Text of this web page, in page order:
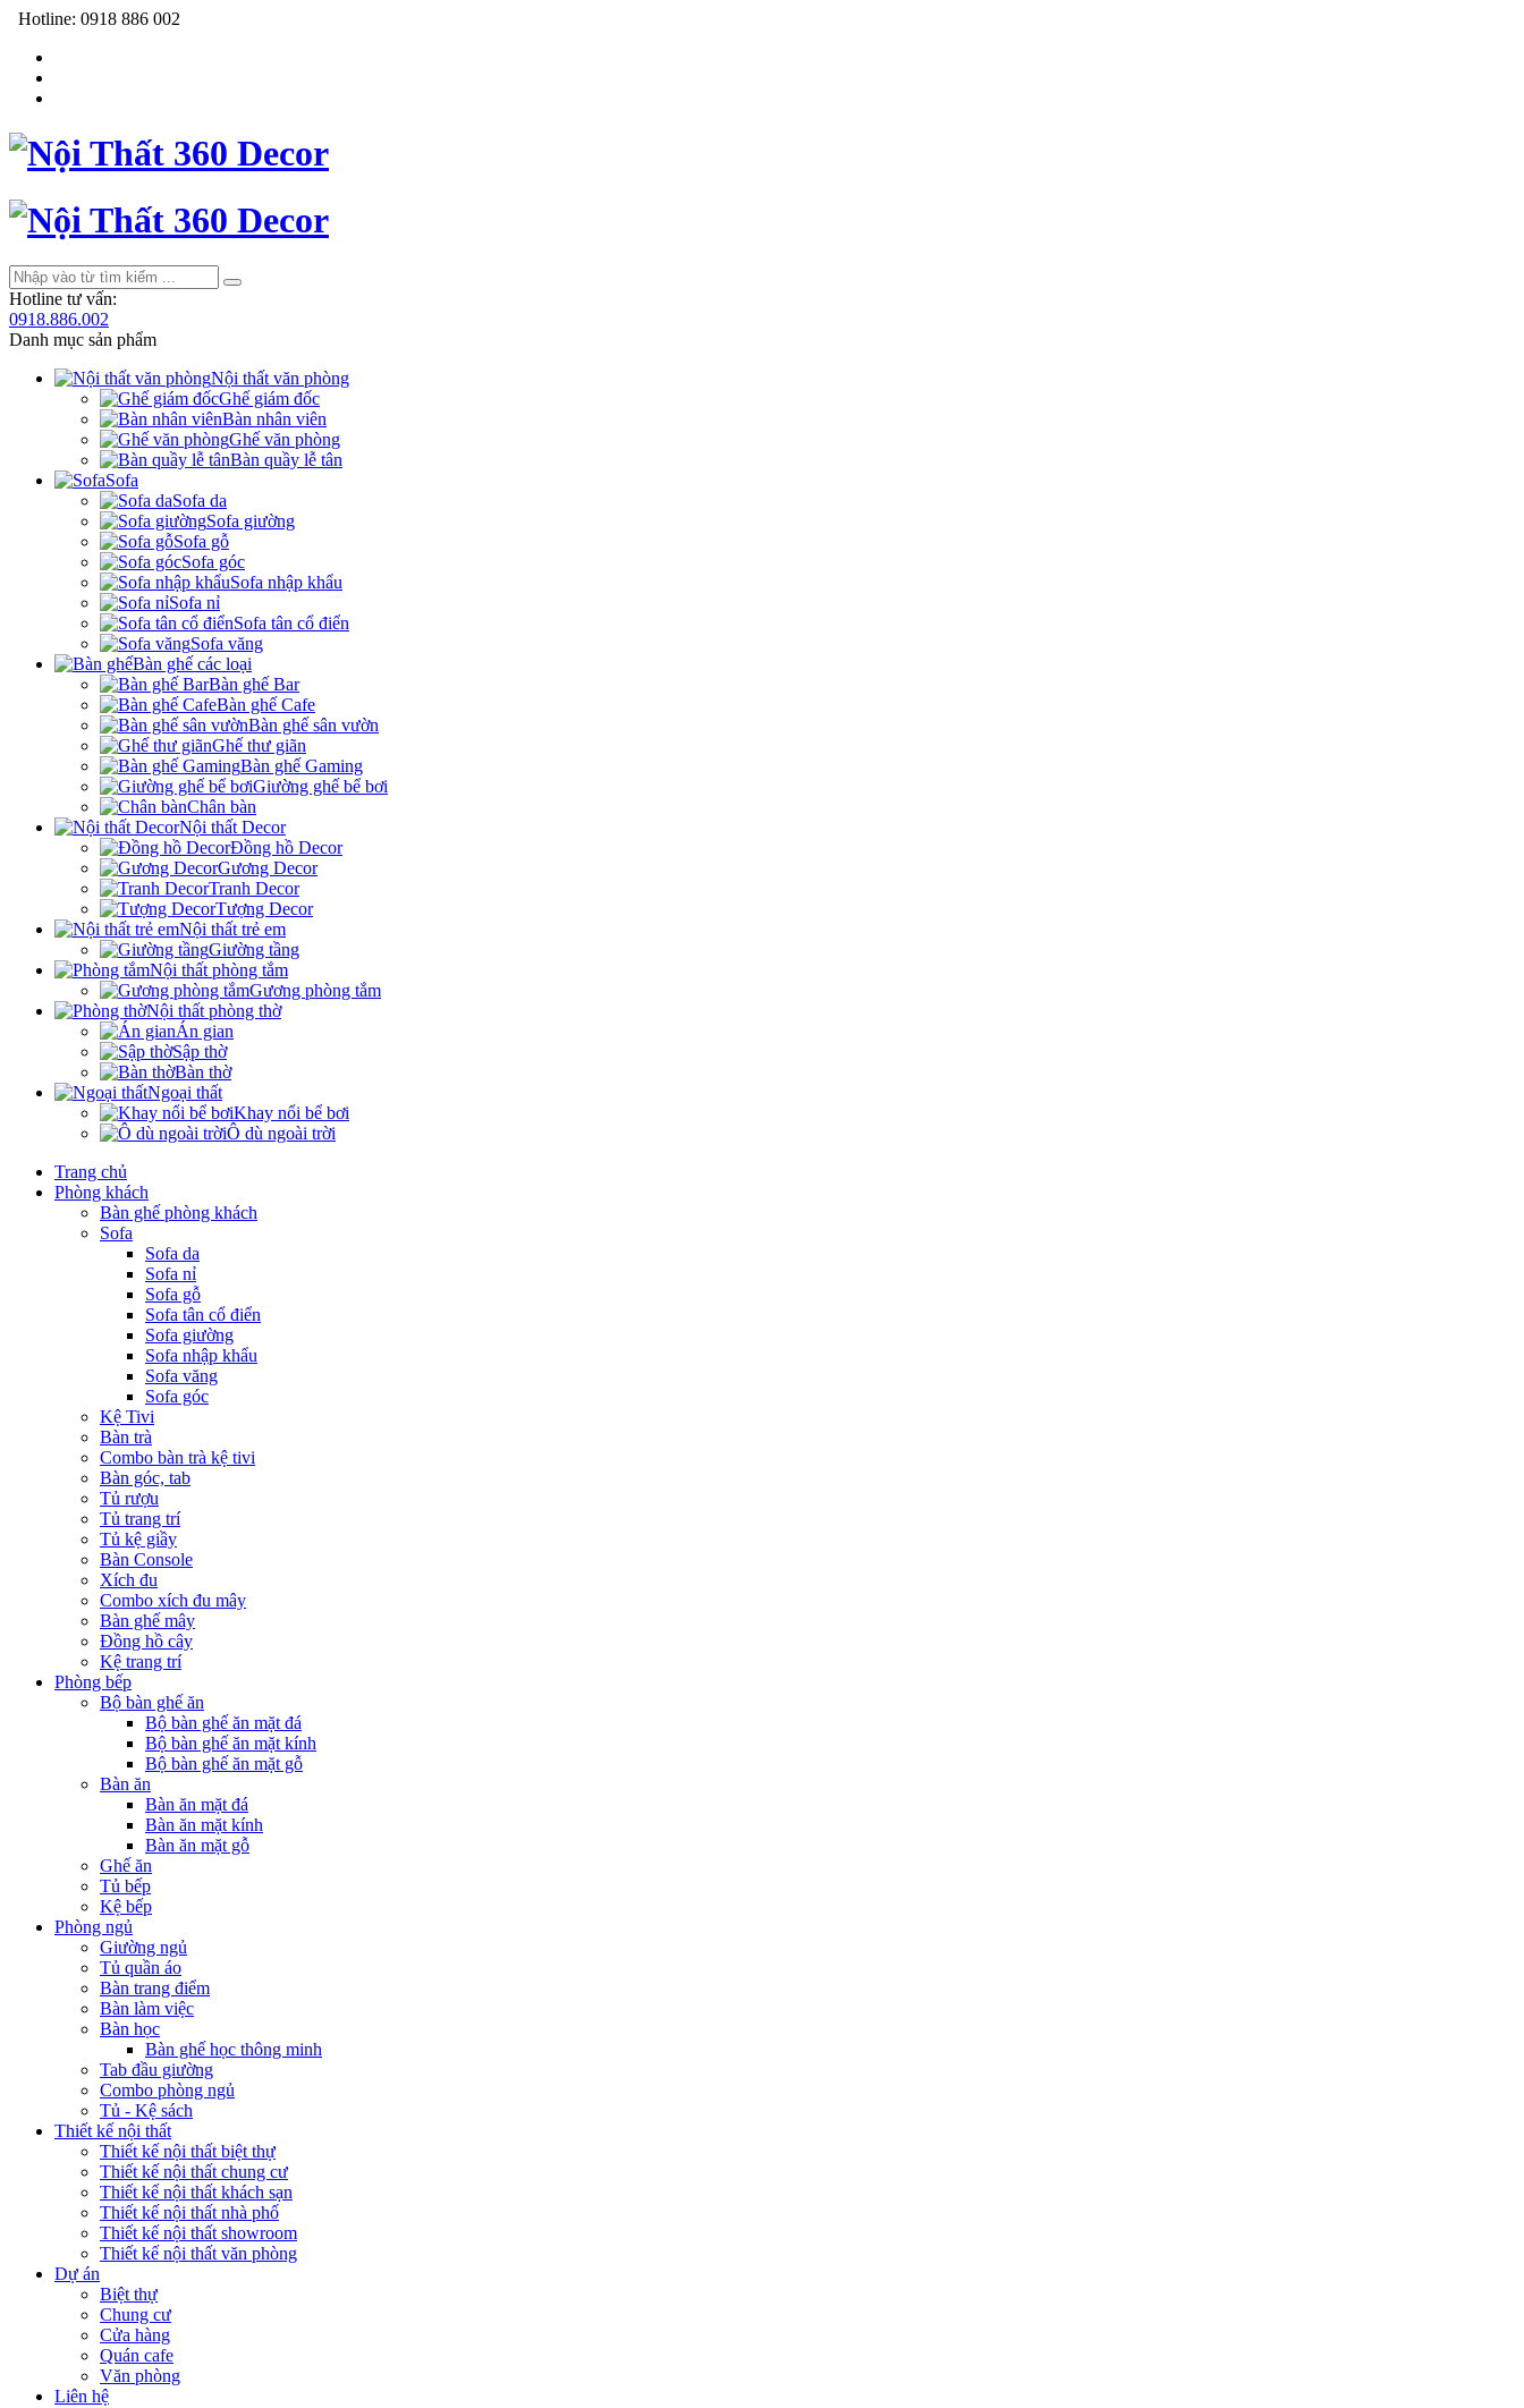
Hotline: 0918 886 002
Hotline tư vấn:
0918.886.002
Danh mục sản phẩm
Nội thất văn phòng
Ghế giám đốc
Bàn nhân viên
Ghế văn phòng
Bàn quầy lễ tân
Sofa
Sofa da
Sofa giường
Sofa gỗ
Sofa góc
Sofa nhập khẩu
Sofa nỉ
Sofa tân cổ điển
Sofa văng
Bàn ghế các loại
Bàn ghế Bar
Bàn ghế Cafe
Bàn ghế sân vườn
Ghế thư giãn
Bàn ghế Gaming
Giường ghế bể bơi
Chân bàn
Nội thất Decor
Đồng hồ Decor
Gương Decor
Tranh Decor
Tượng Decor
Nội thất trẻ em
Giường tầng
Nội thất phòng tắm
Gương phòng tắm
Nội thất phòng thờ
Án gian
Sập thờ
Bàn thờ
Ngoại thất
Khay nổi bể bơi
Ô dù ngoài trời
Trang chủ
Phòng khách
Bàn ghế phòng khách
Sofa
Sofa da
Sofa nỉ
Sofa gỗ
Sofa tân cổ điển
Sofa giường
Sofa nhập khẩu
Sofa văng
Sofa góc
Kệ Tivi
Bàn trà
Combo bàn trà kệ tivi
Bàn góc, tab
Tủ rượu
Tủ trang trí
Tủ kệ giầy
Bàn Console
Xích đu
Combo xích đu mây
Bàn ghế mây
Đồng hồ cây
Kệ trang trí
Phòng bếp
Bộ bàn ghế ăn
Bộ bàn ghế ăn mặt đá
Bộ bàn ghế ăn mặt kính
Bộ bàn ghế ăn mặt gỗ
Bàn ăn
Bàn ăn mặt đá
Bàn ăn mặt kính
Bàn ăn mặt gỗ
Ghế ăn
Tủ bếp
Kệ bếp
Phòng ngủ
Giường ngủ
Tủ quần áo
Bàn trang điểm
Bàn làm việc
Bàn học
Bàn ghế học thông minh
Tab đầu giường
Combo phòng ngủ
Tủ - Kệ sách
Thiết kế nội thất
Thiết kế nội thất biệt thự
Thiết kế nội thất chung cư
Thiết kế nội thất khách sạn
Thiết kế nội thất nhà phố
Thiết kế nội thất showroom
Thiết kế nội thất văn phòng
Dự án
Biệt thự
Chung cư
Cửa hàng
Quán cafe
Văn phòng
Liên hệ